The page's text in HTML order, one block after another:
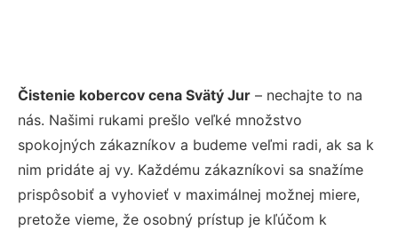
Čistenie kobercov cena Svätý Jur – nechajte to na
nás. Našimi rukami prešlo veľké množstvo
spokojných zákazníkov a budeme veľmi radi, ak sa k
nim pridáte aj vy. Každému zákazníkovi sa snažíme
prispôsobiť a vyhovieť v maximálnej možnej miere,
pretože vieme, že osobný prístup je kľúčom k